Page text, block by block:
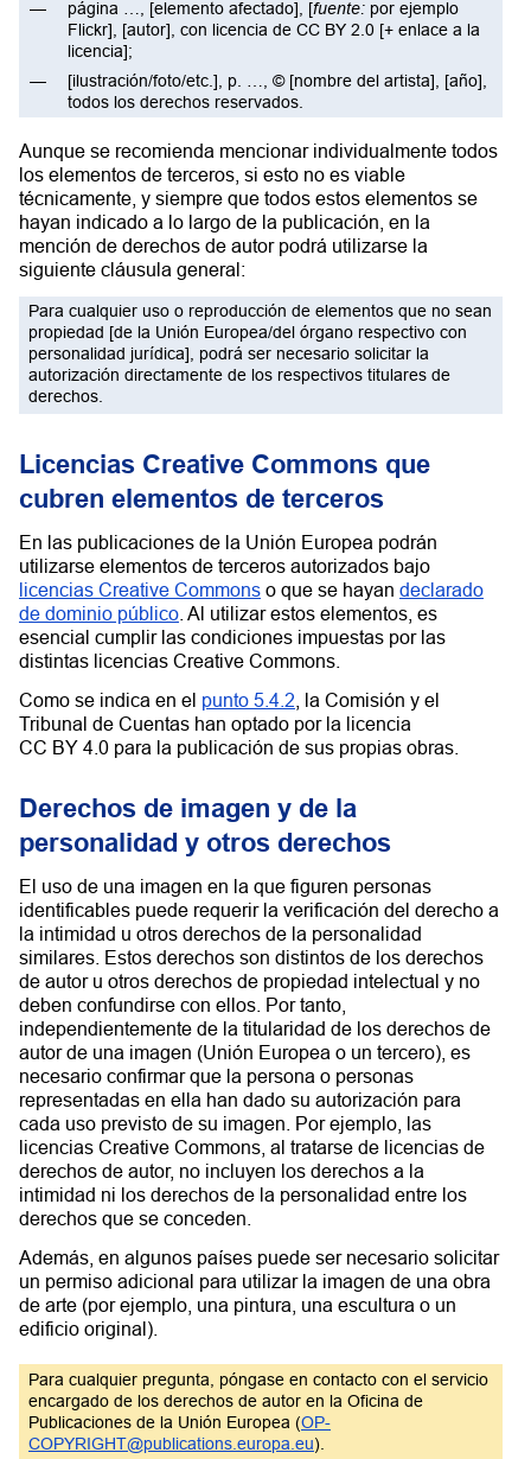
página …, [elemento afectado], [fuente:por ejemplo
Flickr], [autor], con licencia de CC BY 2.0 [+ enlace a la
licencia];
[ilustración/foto/etc.], p. …, © [nombre del artista], [año],
todos los derechos reservados.
Aunque se recomienda mencionar individualmente todos
los elementos de terceros, si esto no es viable
técnicamente, y siempre que todos estos elementos se
hayan indicado a lo largo de la publicación, en la
mención de derechos de autor podrá utilizarse la
siguiente cláusula general:
Para cualquier uso o reproducción de elementos que no sean
propiedad [de la Unión Europea/del órgano respectivo con
personalidad jurídica], podrá ser necesario solicitar la
autorización directamente de los respectivos titulares de
derechos.
Licencias Creative Commons que
cubren elementos de terceros
En las publicaciones de la Unión Europea podrán
utilizarse elementos de terceros autorizados bajo
licencias Creative Commons o que se hayan declarado
de dominio público . Al utilizar estos elementos, es
esencial cumplir las condiciones impuestas por las
distintas licencias Creative Commons.
Como se indica en el punto 5.4.2 , la Comisión y el
Tribunal de Cuentas han optado por la licencia
CC BY 4.0 para la publicación de sus propias obras.
Derechos de imagen y de la
personalidad y otros derechos
El uso de una imagen en la que figuren personas
identificables puede requerir la verificación del derecho a
la intimidad u otros derechos de la personalidad
similares. Estos derechos son distintos de los derechos
de autor u otros derechos de propiedad intelectual y no
deben confundirse con ellos. Por tanto,
independientemente de la titularidad de los derechos de
autor de una imagen (Unión Europea o un tercero), es
necesario confirmar que la persona o personas
representadas en ella han dado su autorización para
cada uso previsto de su imagen. Por ejemplo, las
licencias Creative Commons, al tratarse de licencias de
derechos de autor, no incluyen los derechos a la
intimidad ni los derechos de la personalidad entre los
derechos que se conceden.
Además, en algunos países puede ser necesario solicitar
un permiso adicional para utilizar la imagen de una obra
de arte (por ejemplo, una pintura, una escultura o un
edificio original).
Para cualquier pregunta, póngase en contacto con el servicio
encargado de los derechos de autor en la Oficina de
Publicaciones de la Unión Europea (OP-
COPYRIGHT@publications.europa.eu).